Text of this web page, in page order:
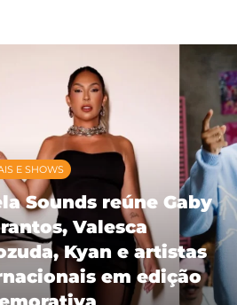
E SHOWS
Sounds reúne Gaby
Valesca
Kyan e artistas
em edição